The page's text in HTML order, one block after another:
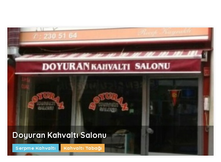
Doyuran Kahvaltı Salonu
Serpme Kahvaltı Kahvaltı Tabağı